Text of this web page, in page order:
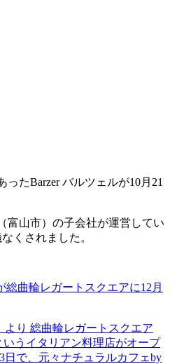
たBarzer バルツェルが10月21
富山市）の子会社が運営してい
くされました。
総曲輪レガートスクエアに12月
より 総曲輪レガートスクエア
いうイタリアン料理店がオープ
日で、元々ナチュラルカフェby